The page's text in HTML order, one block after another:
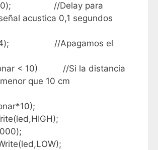
//Delay para
acustica 0,1 segundos
//Apagamos el
< 10) //Si la distancia
que 10 cm